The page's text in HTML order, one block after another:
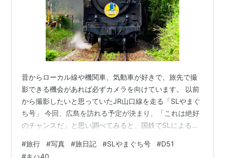
昔からローカル線や機関車、気動車が好きで、旅先で撮
影できる機会があれば必ずカメラを向けています。 以前
から撮影したいと思っていたJR山口線を走る「SLやまぐ
ち号」 今回、広島を訪れる予定が決まり、「これは絶好
のチャンスだ」と思い調べてみると、国鉄でSLによる定
54年（1979年）には運行を開始していたことを知りまし
#旅行 #写真 #旅日記 #SLやまぐち号 #D51
#キハ40